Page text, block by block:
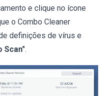
e clique no ícone
o Combo Cleaner
definições de vírus e
Scan".